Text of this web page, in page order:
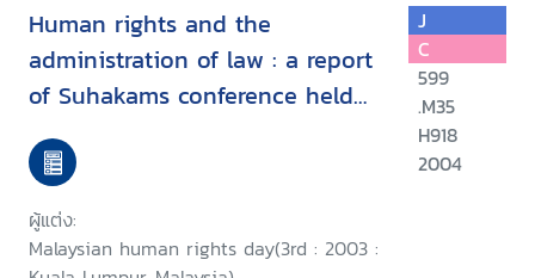
Human rights and the
administration of law : a report
of Suhakams conference held
in conjunction with the third
Malaysian human rights day, 9-
10 September 2003, Kuala
Lumpur, Malaysia/
ผู้แต่ง:
Malaysian human rights day(3rd : 2003 :
J
C
599
.M35
H918
2004